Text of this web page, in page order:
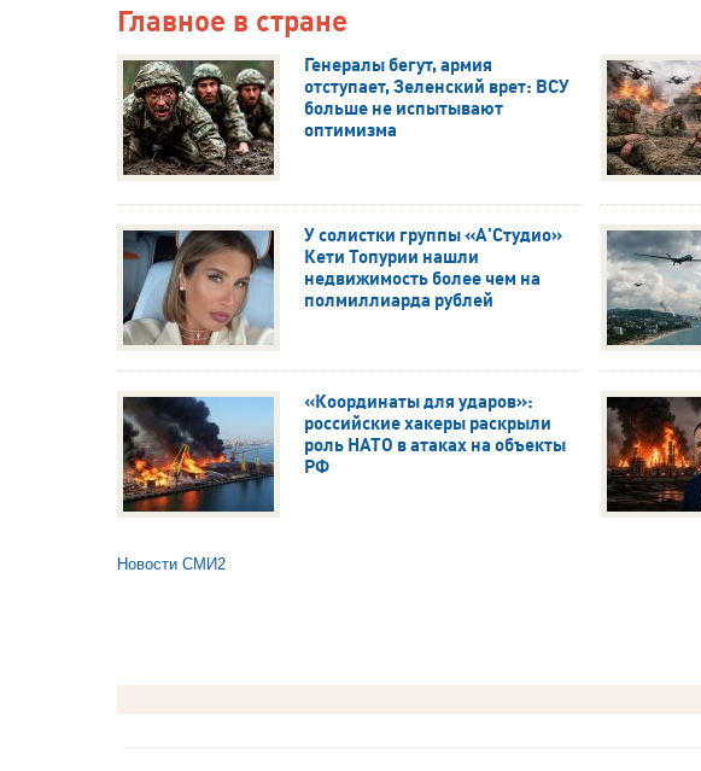
Главное в стране
Генералы бегут, армия
отступает, Зеленский врет: ВСУ
больше не испытывают
оптимизма
У солистки группы «А'Студио»
Кети Топурии нашли
недвижимость более чем на
полмиллиарда рублей
«Координаты для ударов»:
российские хакеры раскрыли
роль НАТО в атаках на объекты
РФ
Новости СМИ2